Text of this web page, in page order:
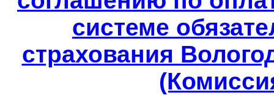
системе
страхования